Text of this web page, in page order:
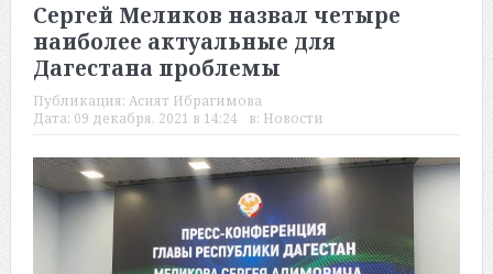
Сергей Меликов назвал четыре
наиболее актуальные для
Дагестана проблемы
Публикация: Асият Ибрагимова
Дата: 09 декабря, 2021 в 14:24 в: Новости